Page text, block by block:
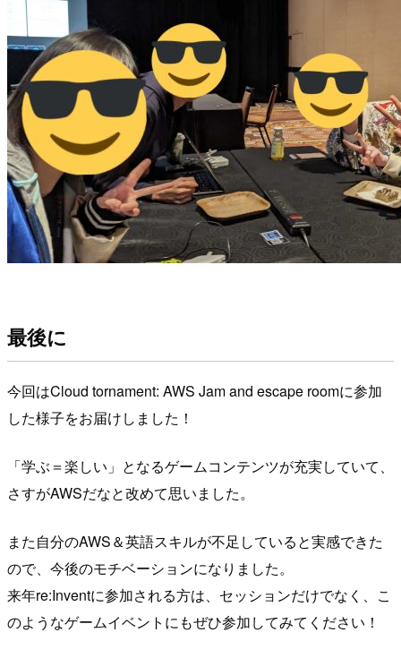
最後に
今回はCloud tornament: AWS Jam and escape roomに参加
した様子をお届けしました！
「学ぶ＝楽しい」となるゲームコンテンツが充実していて、
さすがAWSだなと改めて思いました。
また自分のAWS＆英語スキルが不足していると実感できた
ので、今後のモチベーションになりました。
来年re:Inventに参加される方は、セッションだけでなく、こ
のようなゲームイベントにもぜひ参加してみてください！